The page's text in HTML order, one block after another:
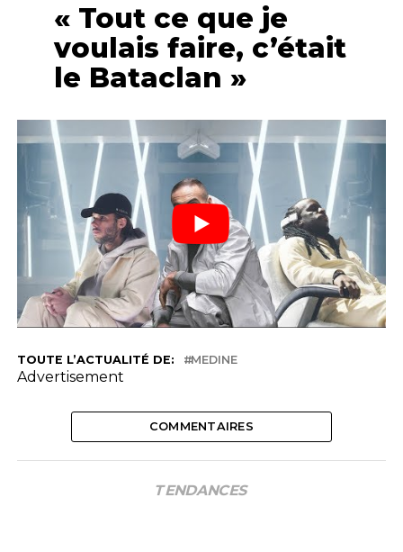
« Tout ce que je
voulais faire, c’était
le Bataclan »
TOUTE L’ACTUALITÉ DE: MEDINE
Advertisement
COMMENTAIRES
TENDANCES